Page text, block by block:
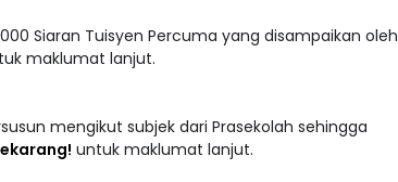
Siaran Tuisyen Percuma yang disampaikan oleh
maklumat lanjut.
mengikut subjek dari Prasekolah sehingga
untuk maklumat lanjut.